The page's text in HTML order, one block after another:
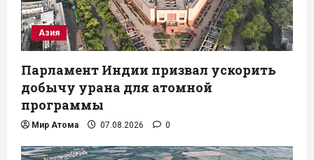
Азия
Парламент Индии призвал ускорить
добычу урана для атомной
программы
Мир Атома 07.08.2026 0